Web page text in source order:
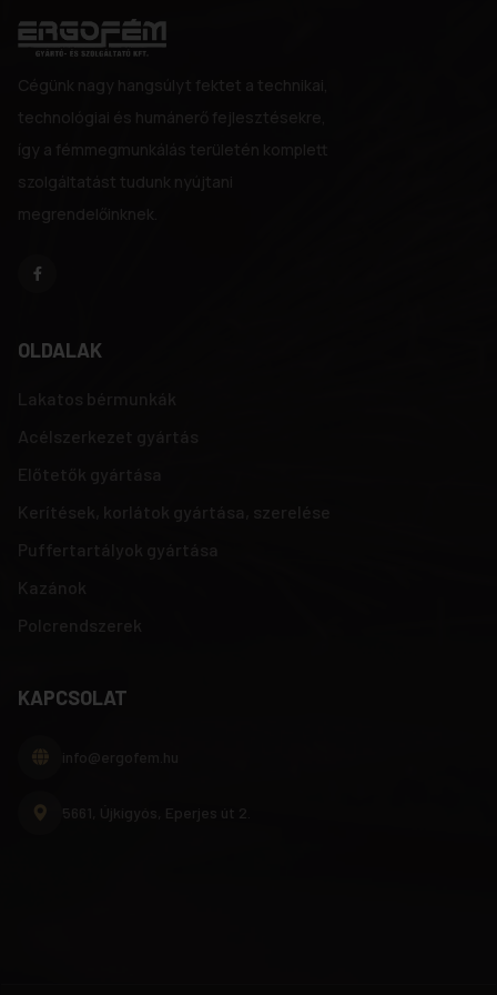
Cégünk nagy hangsúlyt fektet a technikai,
technológiai és humánerő fejlesztésekre,
így a fémmegmunkálás területén komplett
szolgáltatást tudunk nyújtani
megrendelőinknek.
OLDALAK
Lakatos bérmunkák
Acélszerkezet gyártás
Kerítések, korlátok gyártása, szerelése
Puffertartályok gyártása
Kazánok
Polcrendszerek
KAPCSOLAT
info@ergofem.hu
5661, Újkígyós, Eperjes út 2.